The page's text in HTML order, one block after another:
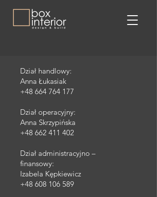
Dział handlowy:
Anna Łukasiak
+48 664 764 177
Dział operacyjny:
Anna Skrzypińska
+48 662 411 402
Dział administracyjno –
finansowy:
Izabela Kępkiewicz
+48 608 106 589